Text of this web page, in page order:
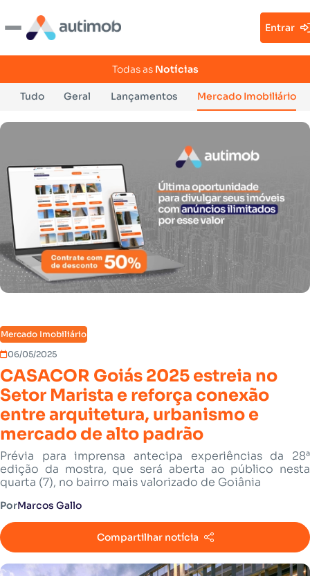
Entrar
Todas as Notícias
Tudo Geral Lançamentos Mercado Imobiliário
Mercado Imobiliário
06/05/2025
CASACOR Goiás 2025 estreia no
Setor Marista e reforça conexão
entre arquitetura, urbanismo e
mercado de alto padrão
Prévia para imprensa antecipa experiências da 28ª
edição da mostra, que será aberta ao público nesta
quarta (7), no bairro mais valorizado de Goiânia
PorMarcos Gallo
Compartilhar notícia